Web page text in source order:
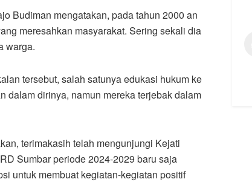
Budiman mengatakan, pada tahun 2000 an
meresahkan masyarakat. Sering sekali dia
warga.
tersebut, salah satunya edukasi hukum ke
dalam dirinya, namun mereka terjebak dalam
terimakasih telah mengunjungi Kejati
Sumbar periode 2024-2029 baru saja
untuk membuat kegiatan-kegiatan positif